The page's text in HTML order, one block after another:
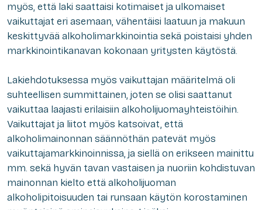
myös, että laki saattaisi kotimaiset ja ulkomaiset
vaikuttajat eri asemaan, vähentäisi laatuun ja makuun
keskittyvää alkoholimarkkinointia sekä poistaisi yhden
markkinointikanavan kokonaan yritysten käytöstä.
Lakiehdotuksessa myös vaikuttajan määritelmä oli
suhteellisen summittainen, joten se olisi saattanut
vaikuttaa laajasti erilaisiin alkoholijuomayhteistöihin.
Vaikuttajat ja liitot myös katsoivat, että
alkoholimainonnan säännöthän patevät myös
vaikuttajamarkkinoinnissa, ja siellä on erikseen mainittu
mm. sekä hyvän tavan vastaisen ja nuoriin kohdistuvan
mainonnan kielto että alkoholijuoman
alkoholipitoisuuden tai runsaan käytön korostaminen